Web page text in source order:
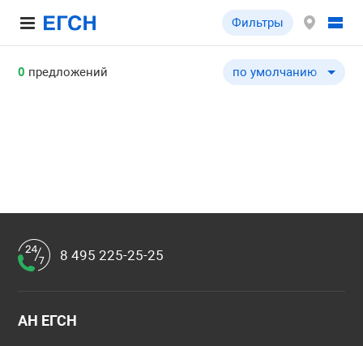
Фильтры
0 предложений по умолчанию
по умолчанию
8 495 225-25-25
АН ЕГСН